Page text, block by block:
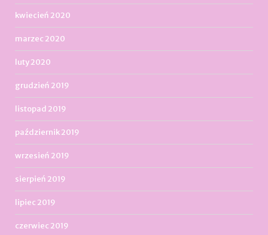
kwiecień 2020
marzec 2020
luty 2020
grudzień 2019
listopad 2019
październik 2019
wrzesień 2019
sierpień 2019
lipiec 2019
czerwiec 2019